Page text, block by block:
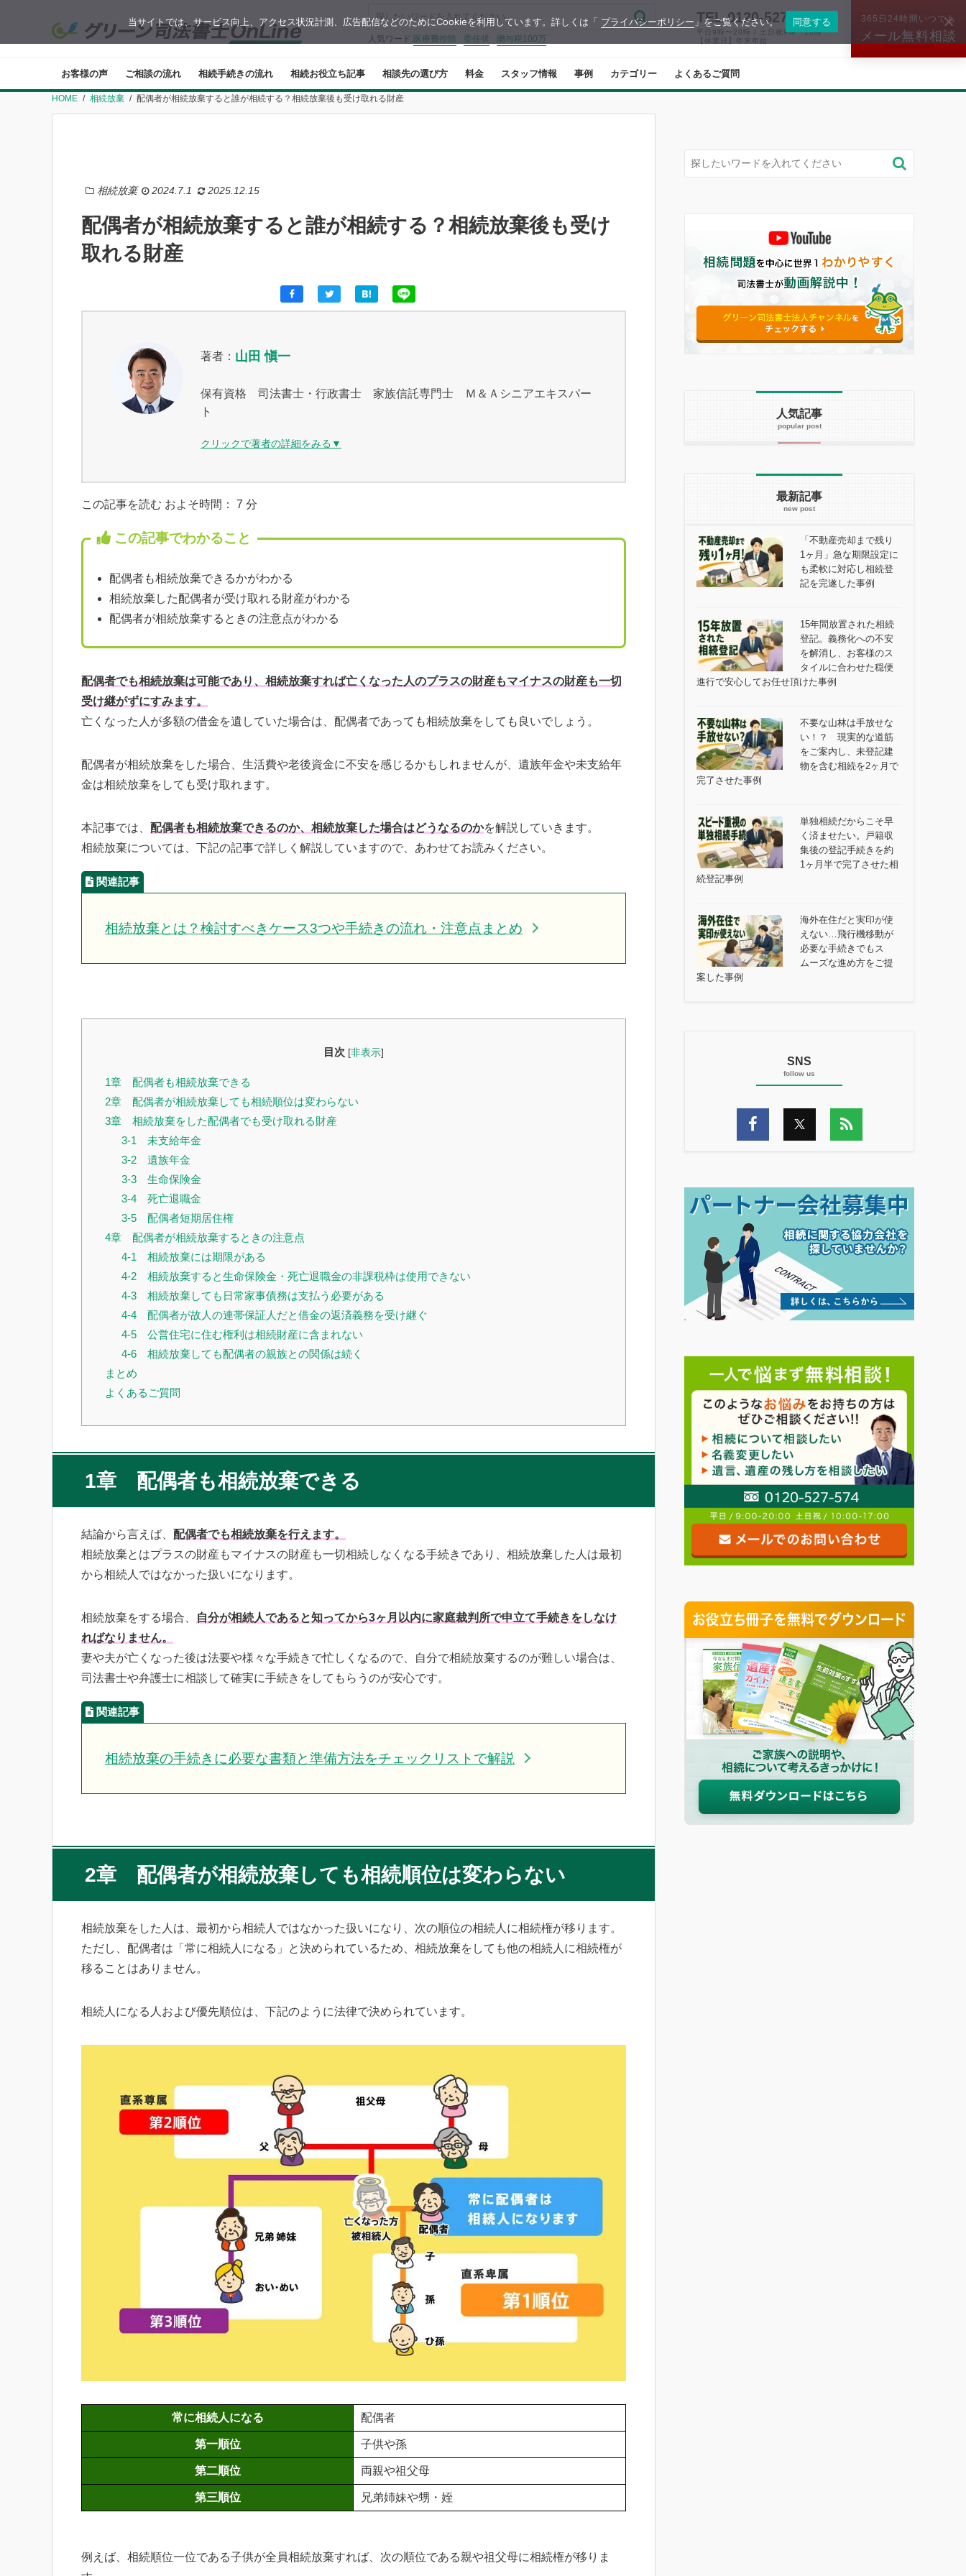
人気ワード: 医療費控除 委任状 贈与税100万
TEL.0120-527-574
平日9時〜20時 / 土日祝9時〜18時
【休業日】年末年始
365日24時間いつでも
メール無料相談
お客様の声 ご相談の流れ 相続手続きの流れ 相続お役立ち記事 相談先の選び方 料金 スタッフ情報 事例 カテゴリー よくあるご質問
HOME 相続放棄 配偶者が相続放棄すると誰が相続する？相続放棄後も受け取れる財産
相続放棄 2024.7.1 2025.12.15
配偶者が相続放棄すると誰が相続する？相続放棄後も受け
取れる財産
著者： 山田 愼一
保有資格 司法書士・行政書士 家族信託専門士 Ｍ＆Ａシニアエキスパー
ト
クリックで著者の詳細をみる▼
この記事を読む およそ時間： 7 分
この記事でわかること
配偶者も相続放棄できるかがわかる
相続放棄した配偶者が受け取れる財産がわかる
配偶者が相続放棄するときの注意点がわかる
配偶者でも相続放棄は可能であり、相続放棄すれば亡くなった人のプラスの財産もマイナスの財産も一切
受け継がずにすみます。
亡くなった人が多額の借金を遺していた場合は、配偶者であっても相続放棄をしても良いでしょう。
配偶者が相続放棄をした場合、生活費や老後資金に不安を感じるかもしれませんが、遺族年金や未支給年
金は相続放棄をしても受け取れます。
本記事では、 配偶者も相続放棄できるのか、相続放棄した場合はどうなるのかを解説していきます。
相続放棄については、下記の記事で詳しく解説していますので、あわせてお読みください。
相続放棄とは？検討すべきケース3つや手続きの流れ・注意点まとめ
目次 [非表示]
1章 配偶者も相続放棄できる
2章 配偶者が相続放棄しても相続順位は変わらない
3章 相続放棄をした配偶者でも受け取れる財産
3-1 未支給年金
3-2 遺族年金
3-3 生命保険金
3-4 死亡退職金
3-5 配偶者短期居住権
4章 配偶者が相続放棄するときの注意点
4-1 相続放棄には期限がある
4-2 相続放棄すると生命保険金・死亡退職金の非課税枠は使用できない
4-3 相続放棄しても日常家事債務は支払う必要がある
4-4 配偶者が故人の連帯保証人だと借金の返済義務を受け継ぐ
4-5 公営住宅に住む権利は相続財産に含まれない
4-6 相続放棄しても配偶者の親族との関係は続く
まとめ
よくあるご質問
1章 配偶者も相続放棄できる
結論から言えば、 配偶者でも相続放棄を行えます。
相続放棄とはプラスの財産もマイナスの財産も一切相続しなくなる手続きであり、相続放棄した人は最初
から相続人ではなかった扱いになります。
相続放棄をする場合、
自分が相続人であると知ってから3ヶ月以内に家庭裁判所で申立て手続きをしなけ
ればなりません。
妻や夫が亡くなった後は法要や様々な手続きで忙しくなるので、自分で相続放棄するのが難しい場合は、
司法書士や弁護士に相談して確実に手続きをしてもらうのが安心です。
相続放棄の手続きに必要な書類と準備方法をチェックリストで解説
2章 配偶者が相続放棄しても相続順位は変わらない
相続放棄をした人は、最初から相続人ではなかった扱いになり、次の順位の相続人に相続権が移ります。
ただし、配偶者は「常に相続人になる」と決められているため、相続放棄をしても他の相続人に相続権が
移ることはありません。
相続人になる人および優先順位は、下記のように法律で決められています。
常に相続人になる 配偶者
第一順位 子供や孫
第二順位 両親や祖父母
第三順位 兄弟姉妹や甥・姪
例えば、相続順位一位である子供が全員相続放棄すれば、次の順位である親や祖父母に相続権が移りま
人気記事
最新記事
「不動産売却まで残り
1ヶ月」急な期限設定に
も柔軟に対応し相続登
記を完遂した事例
15年間放置された相続
登記。義務化への不安
を解消し、お客様のス
タイルに合わせた穏便
進行で安心してお任せ頂けた事例
不要な山林は手放せな
い！？ 現実的な道筋
をご案内し、未登記建
物を含む相続を2ヶ月で
完了させた事例
単独相続だからこそ早
く済ませたい。戸籍収
集後の登記手続きを約
1ヶ月半で完了させた相
続登記事例
海外在住だと実印が使
えない…飛行機移動が
必要な手続きでもス
ムーズな進め方をご提
案した事例
SNS
当サイトでは、サービス向上、アクセス状況計測、広告配信などのためにCookieを利用しています。詳しくは「 プライバシーポリシー 」をご覧ください。 同意する